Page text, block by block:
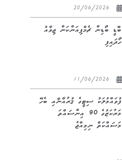
ބޮޑީ ބޯޑިން ޗެމްޕިއަންކަން ޖިވާއު
ހޯދައިފި
ފުވައްމުލަކު ސިޓީގެ ޤުރުއާނާއި ބެހޭ
މަރުކަޒުގެ 90 އިންސައްތަ
މަސައްކަތް ނިމިއްޖެ